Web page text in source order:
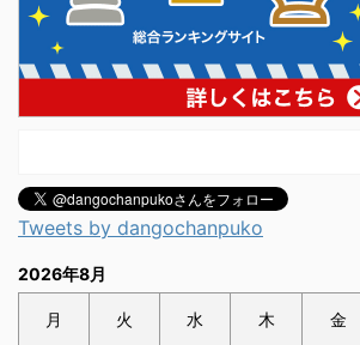
Tweets by dangochanpuko
2026年8月
月 火 水 木 金